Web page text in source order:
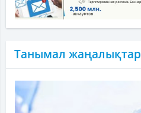
Танымал жаңалықтар